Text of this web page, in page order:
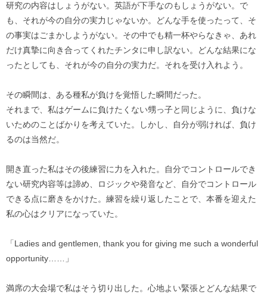
研究の内容はしょうがない。英語が下手なのもしょうがない。で
も、それが今の自分の実力じゃないか。どんな手を使ったって、そ
の事実はごまかしようがない。その中でも精一杯やらなきゃ、あれ
だけ真摯に向き合ってくれたチンタに申し訳ない。どんな結果にな
ったとしても、それが今の自分の実力だ。それを受け入れよう。
その瞬間は、ある種私が負けを覚悟した瞬間だった。
それまで、私はゲームに負けたくない甥っ子と同じように、負けな
いためのことばかりを考えていた。しかし、自分が弱ければ、負け
るのは当然だ。
開き直った私はその後練習に力を入れた。自分でコントロールでき
ない研究内容等は諦め、ロジックや発音など、自分でコントロール
できる点に磨きをかけた。練習を繰り返したことで、本番を迎えた
私の心はクリアになっていた。
「Ladies and gentlemen, thank you for giving me such a wonderful
opportunity……」
満席の大会場で私はそう切り出した。心地よい緊張とどんな結果で